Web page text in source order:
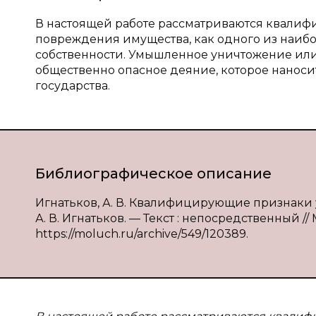
В настоящей работе рассматриваются
повреждения имущества, как одного из
собственности. Умышленное уничтожение
общественно опасное деяние, которое
государства.
Библиографическое описание
Игнатьков, А. В. Квалифицирующие
А. В. Игнатьков. — Текст : непосредственный
https://moluch.ru/archive/549/120389.